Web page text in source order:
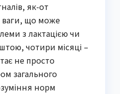
як-от
ваги, що може
з лактацією чи
чотири місяці –
не просто
загального
норм